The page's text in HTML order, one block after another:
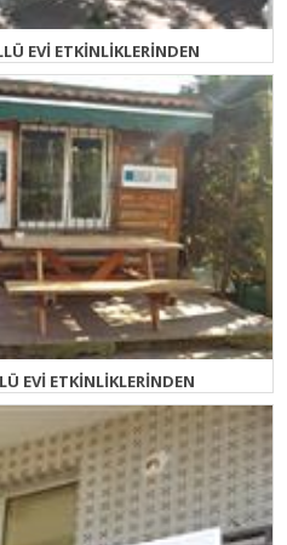
EVİ ETKİNLİKLERİNDEN
EVİ ETKİNLİKLERİNDEN